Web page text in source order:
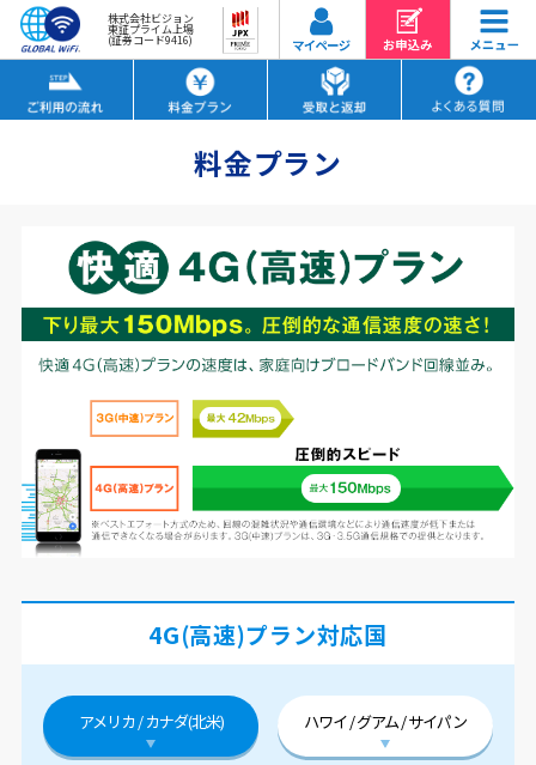
株式会社ビジョン
東証プライム上場
(証券コード9416)
料金プラン
4G(高速)プラン対応国
アメリカ / カナダ(北米) ハワイ / グアム / サイパン